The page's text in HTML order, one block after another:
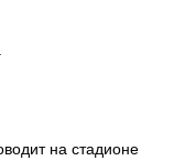
на стадионе